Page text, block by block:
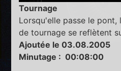
Tournage
Lorsqu'elle passe le
de tournage se reflètent
Ajoutée le 03.08.2005
Minutage : 00:08:00